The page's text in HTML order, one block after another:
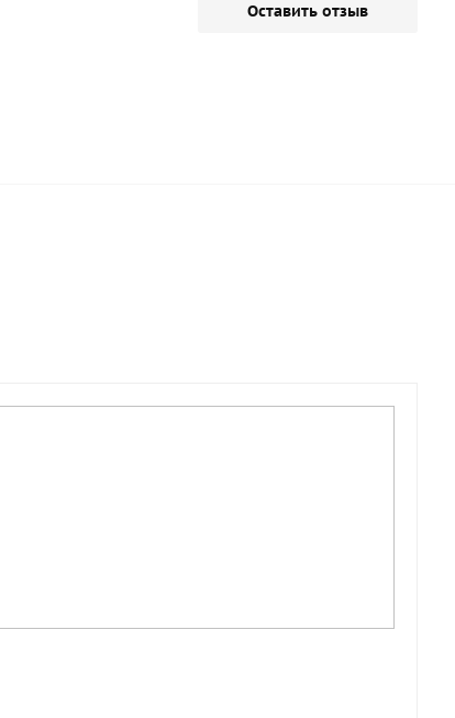
Оставить отзыв